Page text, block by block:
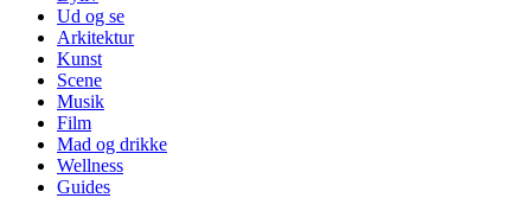
Ud og se
Arkitektur
Kunst
Scene
Musik
Film
Mad og drikke
Wellness
Guides